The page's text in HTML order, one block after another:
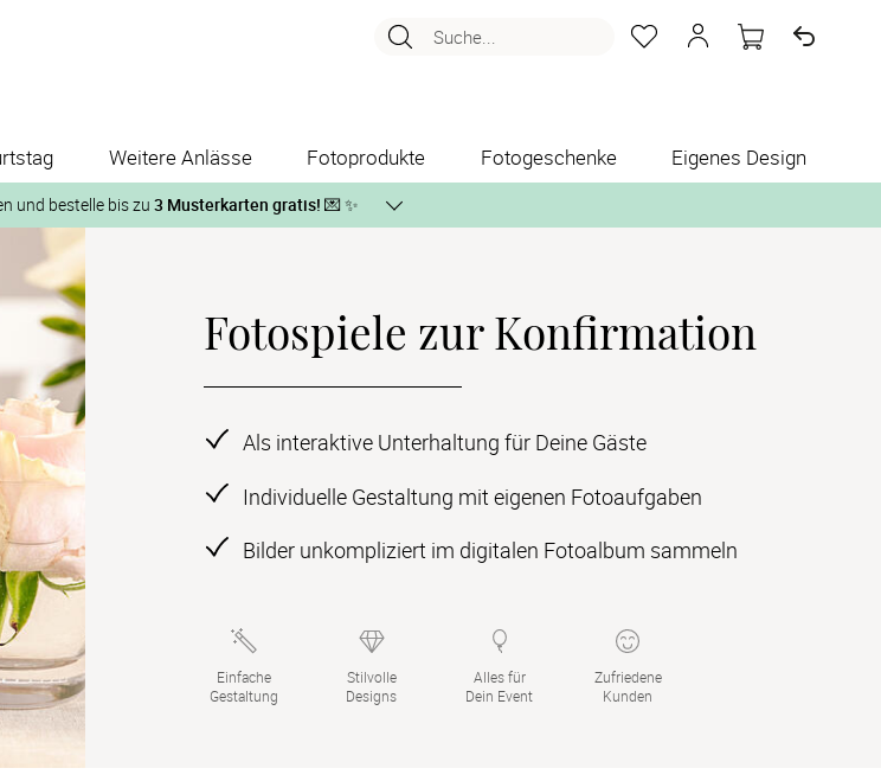
Suche...
Weitere Anlässe Fotoprodukte Fotogeschenke Eigenes Design
und bestelle bis zu 3 Musterkarten gratis! 💌 ✨
Und so geht‘s:
Produktseite und lasse Dir die Karten kostenlos per Post zusenden.
Fotospiele zur Konfirmation
Als interaktive Unterhaltung für Deine Gäste
Individuelle Gestaltung mit eigenen Fotoaufgaben
Bilder unkompliziert im digitalen Fotoalbum sammeln
Einfache
Gestaltung
Stilvolle
Designs
Alles für
Dein Event
Zufriedene
Kunden